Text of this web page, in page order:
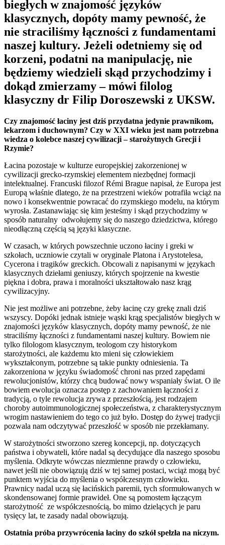
biegłych w znajomość języków
klasycznych, dopóty mamy pewność, że
nie straciliśmy łączności z fundamentami
naszej kultury. Jeżeli odetniemy się od
korzeni, podatni na manipulację, nie
będziemy wiedzieli skąd przychodzimy i
dokąd zmierzamy – mówi filolog
klasyczny dr Filip Doroszewski z UKSW.
Czy znajomość łaciny jest dziś przydatna jedynie prawnikom,
lekarzom i duchownym? Czy w XXI wieku jest nam potrzebna
wiedza o kolebce naszej cywilizacji – starożytnych Grecji i
Rzymie?
Łacina pozostaje w kulturze europejskiej zakorzenionej w
cywilizacji grecko-rzymskiej elementem niezbędnej formacji
intelektualnej. Francuski filozof Rémi Brague napisał, że Europa jest
Europą właśnie dlatego, że na przestrzeni wieków potrafiła wciąż na
nowo i konsekwentnie powracać do rzymskiego modelu, na którym
wyrosła. Zastanawiając się kim jesteśmy i skąd przychodzimy w
sposób naturalny odwołujemy się do naszego dziedzictwa, którego
nieodłączną częścią są języki klasyczne.
W czasach, w których powszechnie uczono łaciny i greki w
szkołach, uczniowie czytali w oryginale Platona i Arystotelesa,
Cycerona i tragików greckich. Obcowali z napisanymi w językach
klasycznych dziełami geniuszy, których spojrzenie na kwestie
piękna i dobra, prawa i moralności ukształtowało nasz krąg
cywilizacyjny.
Nie jest możliwe ani potrzebne, żeby łacinę czy grekę znali dziś
wszyscy. Dopóki jednak istnieje wąski krąg specjalistów biegłych w
znajomości języków klasycznych, dopóty mamy pewność, że nie
straciliśmy łączności z fundamentami naszej kultury. Bowiem nie
tylko filologom klasycznym, teologom czy historykom
starożytności, ale każdemu kto mieni się człowiekiem
wykształconym, potrzebne są takie punkty odniesienia. Ta
zakorzeniona w języku świadomość chroni nas przed zapędami
rewolucjonistów, którzy chcą budować nowy wspaniały świat. O ile
bowiem ewolucja oznacza postęp z zachowaniem łączności z
tradycją, o tyle rewolucja zrywa z przeszłością, jest rodzajem
choroby autoimmunologicznej społeczeństwa, z charakterystycznym
wrogim nastawieniem do tego co już było. Dostęp do żywej tradycji
pozwala nam odczytywać przeszłość w sposób nie przekłamany.
W starożytności stworzono szereg koncepcji, np. dotyczących
państwa i obywateli, które nadal są decydujące dla naszego sposobu
myślenia. Odkryte wówczas niezmienne prawdy o człowieku,
nawet jeśli nie obowiązują dziś w tej samej postaci, wciąż mogą być
punktem wyjścia do myślenia o współczesnym człowieku.
Prawnicy nadal uczą się łacińskich paremii, tych sformułowanych w
skondensowanej formie prawideł. One są pomostem łączącym
starożytność ze współczesnością, bo mimo dzielących je paru
tysięcy lat, te zasady nadal obowiązują.
Ostatnia próba przywrócenia łaciny do szkół spełzła na niczym.